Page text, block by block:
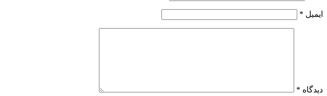
ایمیل *
دیدگاه *